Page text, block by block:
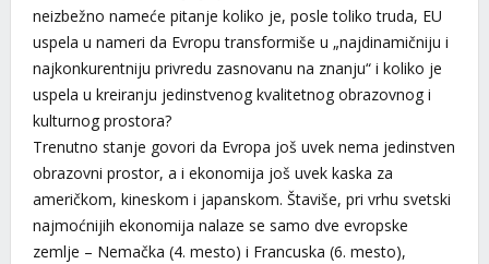
neizbežno nameće pitanje koliko je, posle toliko truda, EU
uspela u nameri da Evropu transformiše u „najdinamičniju i
najkonkurentniju privredu zasnovanu na znanju“ i koliko je
uspela u kreiranju jedinstvenog kvalitetnog obrazovnog i
kulturnog prostora?
Trenutno stanje govori da Evropa još uvek nema jedinstven
obrazovni prostor, a i ekonomija još uvek kaska za
američkom, kineskom i japanskom. Štaviše, pri vrhu svetski
najmoćnijih ekonomija nalaze se samo dve evropske
zemlje – Nemačka (4. mesto) i Francuska (6. mesto),